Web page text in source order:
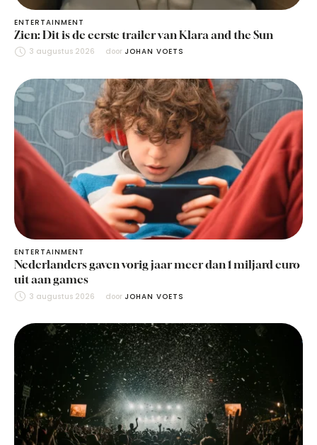
ENTERTAINMENT
Zien: Dit is de eerste trailer van Klara and the Sun
3 augustus 2026 door JOHAN VOETS
ENTERTAINMENT
Nederlanders gaven vorig jaar meer dan 1 miljard euro
uit aan games
3 augustus 2026 door JOHAN VOETS